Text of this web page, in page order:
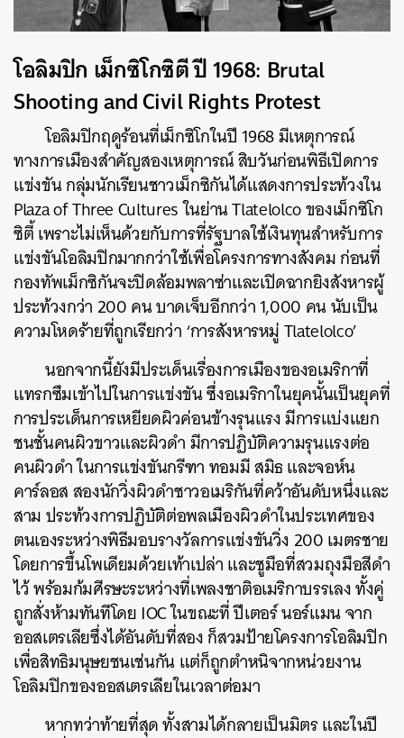
โอลิมปิก เม็กซิโกซิตี ปี 1968: Brutal
Shooting and Civil Rights Protest
โอลิมปิกฤดูร้อนที่เม็กซิโกในปี 1968 มีเหตุการณ์
ทางการเมืองสำคัญสองเหตุการณ์ สิบวันก่อนพิธีเปิดการ
แข่งขัน กลุ่มนักเรียนชาวเม็กซิกันได้แสดงการประท้วงใน
Plaza of Three Cultures ในย่าน Tlatelolco ของเม็กซิโก
ซิตี้ เพราะไม่เห็นด้วยกับการที่รัฐบาลใช้เงินทุนสำหรับการ
แข่งขันโอลิมปิกมากกว่าใช้เพื่อโครงการทางสังคม ก่อนที่
กองทัพเม็กซิกันจะปิดล้อมพลาซ่าและเปิดฉากยิงสังหารผู้
ประท้วงกว่า 200 คน บาดเจ็บอีกกว่า 1,000 คน นับเป็น
ความโหดร้ายที่ถูกเรียกว่า ‘การสังหารหมู่ Tlatelolco’
นอกจากนี้ยังมีประเด็นเรื่องการเมืองของอเมริกาที่
แทรกซึมเข้าไปในการแข่งขัน ซึ่งอเมริกาในยุคนั้นเป็นยุคที่
การประเด็นการเหยียดผิวค่อนข้างรุนแรง มีการแบ่งแยก
ชนชั้นคนผิวขาวและผิวดำ มีการปฏิบัติความรุนแรงต่อ
คนผิวดำ ในการแข่งขันกรีฑา ทอมมี สมิธ และจอห์น
คาร์ลอส สองนักวิ่งผิวดำชาวอเมริกันที่คว้าอันดับหนึ่งและ
สาม ประท้วงการปฏิบัติต่อพลเมืองผิวดำในประเทศของ
ตนเองระหว่างพิธีมอบรางวัลการแข่งขันวิ่ง 200 เมตรชาย
โดยการขึ้นโพเดียมด้วยเท้าเปล่า และชูมือที่สวมถุงมือสีดำ
ไว้ พร้อมก้มศีรษะระหว่างที่เพลงชาติอเมริกาบรรเลง ทั้งคู่
ถูกสั่งห้ามทันทีโดย IOC ในขณะที่ ปีเตอร์ นอร์แมน จาก
ออสเตรเลียซึ่งได้อันดับที่สอง ก็สวมป้ายโครงการโอลิมปิก
เพื่อสิทธิมนุษยชนเช่นกัน แต่ก็ถูกตำหนิจากหน่วยงาน
โอลิมปิกของออสเตรเลียในเวลาต่อมา
หากทว่าท้ายที่สุด ทั้งสามได้กลายเป็นมิตร และในปี